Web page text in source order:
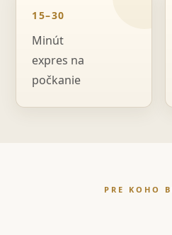
15–30
Minút
expres na
počkanie
PRE KOHO